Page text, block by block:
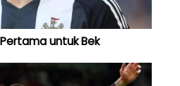
untuk Bek